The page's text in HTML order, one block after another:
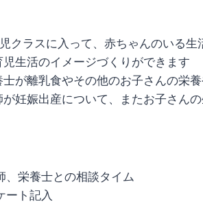
クラスに入って、赤ちゃんのいる生
生活のイメージづくりができます
士が離乳食やその他のお子さんの栄
が妊娠出産について、またお子さん
栄養士との相談タイム
ト記入